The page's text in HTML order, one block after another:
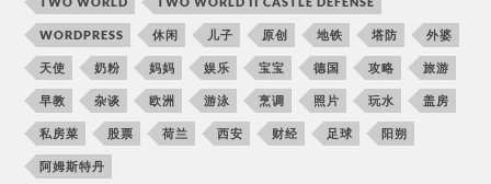
WORDPRESS 休闲 儿子 原创 地铁 塔防 外婆
天使 奶粉 妈妈 娱乐 宝宝 德国 攻略 旅游
早教 杂谈 欧洲 游泳 烹调 照片 玩水 盖房
私房菜 股票 荷兰 西安 财经 足球 阳朔
阿姆斯特丹